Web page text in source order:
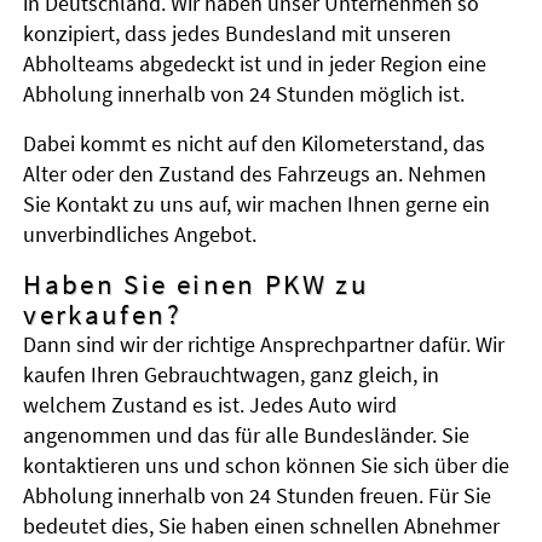
konzipiert, dass jedes Bundesland mit unseren
Abholteams abgedeckt ist und in jeder Region eine
Abholung innerhalb von 24 Stunden möglich ist.
Dabei kommt es nicht auf den Kilometerstand, das
Alter oder den Zustand des Fahrzeugs an. Nehmen
Sie Kontakt zu uns auf, wir machen Ihnen gerne ein
unverbindliches Angebot.
Haben Sie einen PKW zu
verkaufen?
Dann sind wir der richtige Ansprechpartner dafür. Wir
kaufen Ihren Gebrauchtwagen, ganz gleich, in
welchem Zustand es ist. Jedes Auto wird
angenommen und das für alle Bundesländer. Sie
kontaktieren uns und schon können Sie sich über die
Abholung innerhalb von 24 Stunden freuen. Für Sie
bedeutet dies, Sie haben einen schnellen Abnehmer